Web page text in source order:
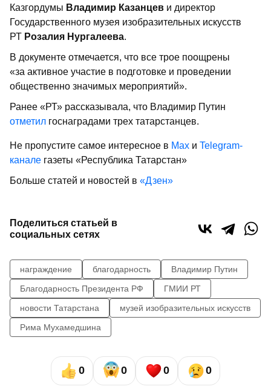
Казгордумы Владимир Казанцев и директор
Государственного музея изобразительных искусств
РТ Розалия Нургалеева.
В документе отмечается, что все трое поощрены
«за активное участие в подготовке и проведении
общественно значимых мероприятий».
Ранее «РТ» рассказывала, что Владимир Путин
отметил госнаградами трех татарстанцев.
Не пропустите самое интересное в Max и Telegram-
канале газеты «Республика Татарстан»
Больше статей и новостей в «Дзен»
Поделиться статьей в
социальных сетях
награждение благодарность
Владимир Путин
Благодарность Президента РФ
ГМИИ РТ
новости Татарстана
музей изобразительных искусств
Рима Мухамедшина
0 0 0 0